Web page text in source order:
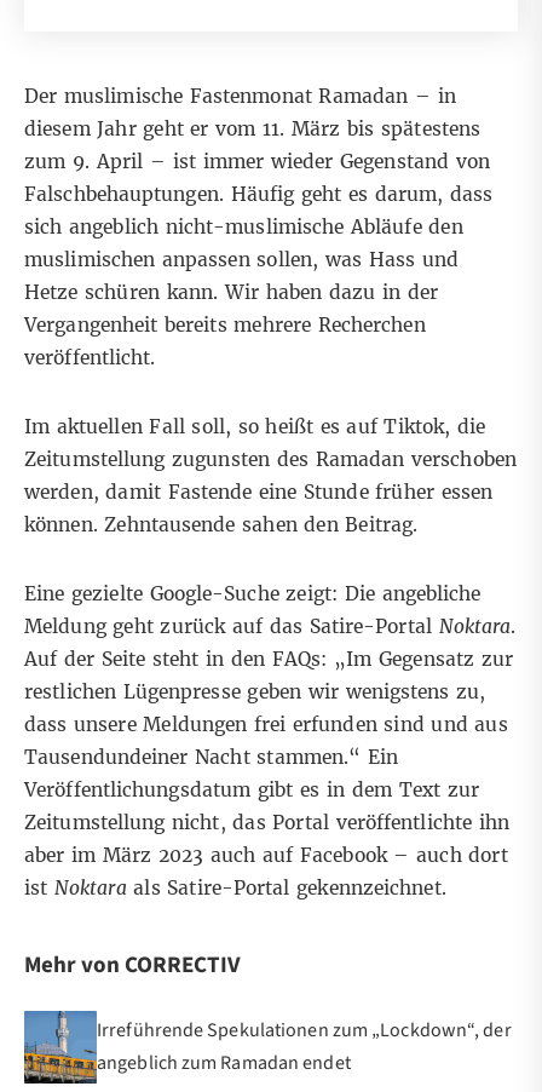
Der muslimische Fastenmonat Ramadan – in
diesem Jahr geht er vom 11. März bis spätestens
zum 9. April – ist immer wieder Gegenstand von
Falschbehauptungen. Häufig geht es darum, dass
sich angeblich nicht-muslimische Abläufe den
muslimischen anpassen sollen, was Hass und
Hetze schüren kann. Wir haben dazu in der
Vergangenheit bereitsmehrere Recherchen
veröffentlicht.
Im aktuellen Fall soll, so heißt es aufTiktok, die
Zeitumstellung zugunsten des Ramadan verschoben
werden, damit Fastende eine Stunde früher essen
können. Zehntausende sahen den Beitrag.
Eine gezielte Google-Suchezeigt: Die angebliche
Meldung geht zurück auf das Satire-Portal Noktara.
Auf der Seite steht in den FAQs: „Im Gegensatz zur
restlichen Lügenpresse geben wir wenigstens zu,
dass unsere Meldungen frei erfunden sind und aus
Tausendundeiner Nacht stammen.“ Ein
Veröffentlichungsdatum gibt es in dem Textzur
Zeitumstellung nicht, das Portal veröffentlichte ihn
aber im März 2023 auch aufFacebook– auch dort
ist Noktara als Satire-Portal gekennzeichnet.
Mehr von CORRECTIV
Irreführende Spekulationen zum „Lockdown“, der
angeblich zum Ramadan endet